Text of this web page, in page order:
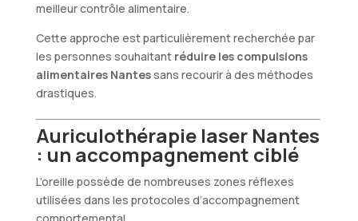
meilleur contrôle alimentaire.
Cette approche est particulièrement recherchée par
les personnes souhaitant réduire les compulsions
alimentaires Nantessans recourir à des méthodes
drastiques.
Auriculothérapie laser Nantes
: un accompagnement ciblé
L’oreille possède de nombreuses zones réflexes
utilisées dans les protocoles d’accompagnement